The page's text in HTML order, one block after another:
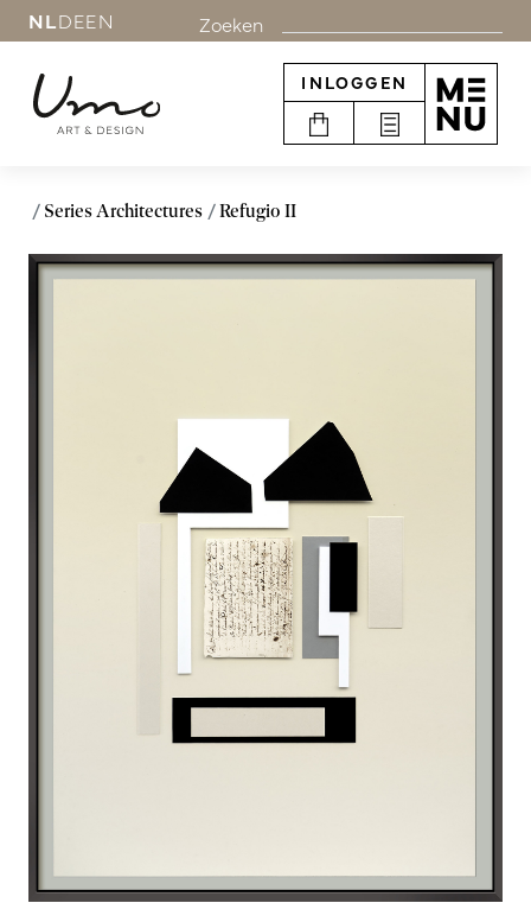
NLDEEN Zoeken
INLOGGEN
Series Architectures Refugio II